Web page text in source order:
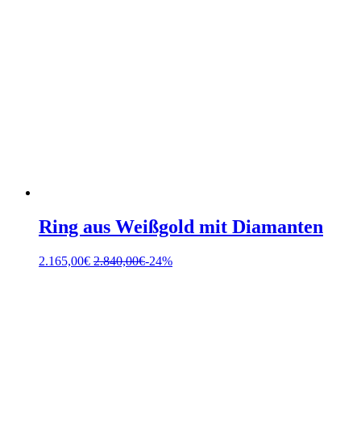
Ring aus Weißgold mit Diamanten
2.165,00€ 2.840,00€-24%